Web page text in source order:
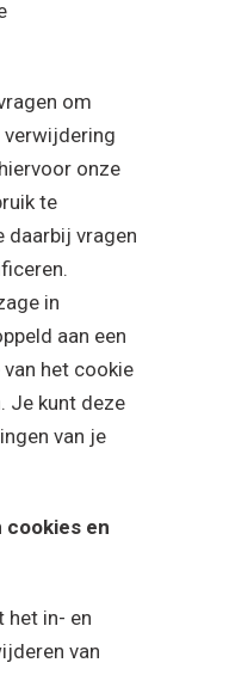
om
onze
te
daarbij vragen
in
aan een
het cookie
Je kunt deze
van je
cookies en
het in- en
van